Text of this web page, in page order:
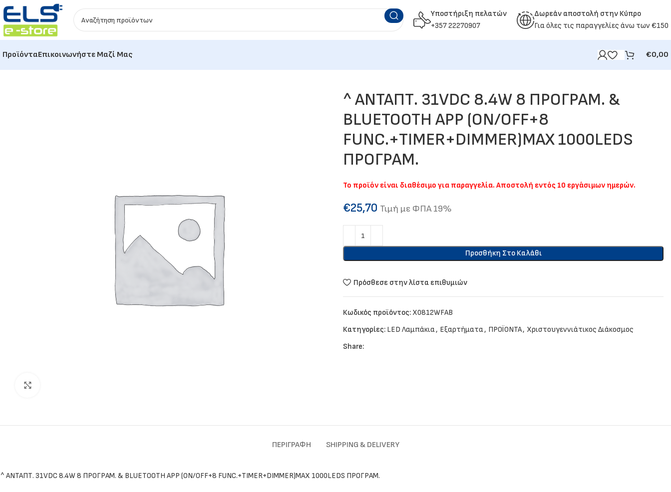
Υποστήριξη πελατών
+357 22270907
Δωρεάν αποστολή στην Κύπρο
Για όλες τις παραγγελίες άνω των €150
ΠροϊόνταΕπικοινωνήστε Μαζί Μας €0,00
^ ΑΝΤΑΠΤ. 31VDC 8.4W 8 ΠΡΟΓΡΑΜ. &
BLUETOOTH APP (ON/OFF+8
FUNC.+TIMER+DIMMER)MAX 1000LEDS
ΠΡΟΓΡΑΜ.
Το προϊόν είναι διαθέσιμο για παραγγελία. Αποστολή εντός 10 εργάσιμων ημερών.
€25,70 Τιμή με ΦΠΑ 19%
Προσθήκη Στο Καλάθι
Πρόσθεσε στην λίστα επιθυμιών
Κωδικός προϊόντος: X0812WFAB
Κατηγορίες: LED Λαμπάκια, Εξαρτήματα, ΠΡΟΪΟΝΤΑ, Χριστουγεννιάτικος Διάκοσμος
Share:
ΠΕΡΙΓΡΑΦΉ SHIPPING & DELIVERY
^ ΑΝΤΑΠΤ. 31VDC 8.4W 8 ΠΡΟΓΡΑΜ. & BLUETOOTH APP (ON/OFF+8 FUNC.+TIMER+DIMMER)MAX 1000LEDS ΠΡΟΓΡΑΜ.